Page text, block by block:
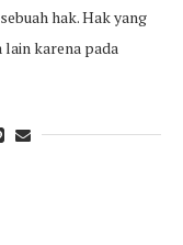
hak. Hak yang
karena pada